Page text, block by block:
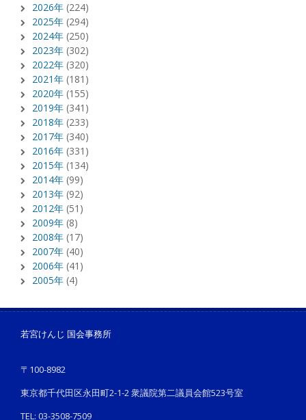
2026年 (224)
2025年 (294)
2024年 (250)
2023年 (302)
2022年 (320)
2021年 (181)
2020年 (155)
2019年 (341)
2018年 (233)
2017年 (340)
2016年 (331)
2015年 (134)
2014年 (99)
2013年 (92)
2012年 (51)
2009年 (8)
2008年 (17)
2007年 (40)
2006年 (41)
2005年 (4)
若宮けんじ 国会事務所
〒100-8982
東京都千代田区永田町2-1-2 衆議院第二議員会館523号室
TEL: 03-3508-7509